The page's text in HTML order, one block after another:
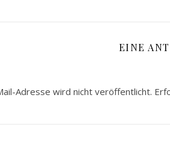
EINE
Adresse wird nicht veröffentlicht.